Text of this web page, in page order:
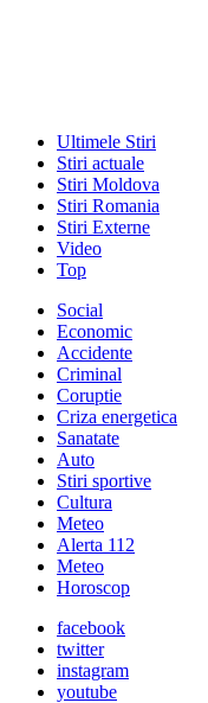
Ultimele Stiri
Stiri actuale
Stiri Moldova
Stiri Romania
Stiri Externe
Video
Top
Social
Economic
Accidente
Criminal
Coruptie
Criza energetica
Sanatate
Auto
Stiri sportive
Cultura
Meteo
Alerta 112
Meteo
Horoscop
facebook
twitter
instagram
youtube